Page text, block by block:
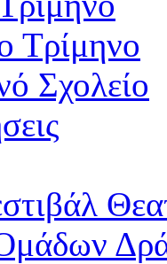
Τρίμηνο
Σχολείο